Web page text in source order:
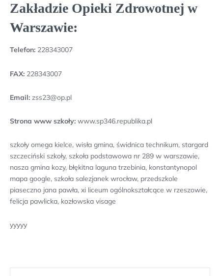
Zakładzie Opieki Zdrowotnej w
Warszawie:
Telefon: 228343007
FAX: 228343007
Email: zss23@op.pl
Strona www szkoły: www.sp346.republika.pl
szkoły omega kielce, wisła gmina, świdnica technikum, stargard
szczeciński szkoły, szkoła podstawowa nr 289 w warszawie,
nasza gmina kozy, błękitna laguna trzebinia, konstantynopol
mapa google, szkoła salezjanek wrocław, przedszkole
piaseczno jana pawła, xi liceum ogólnokształcące w rzeszowie,
felicja pawlicka, kozłowska visage
yyyyy